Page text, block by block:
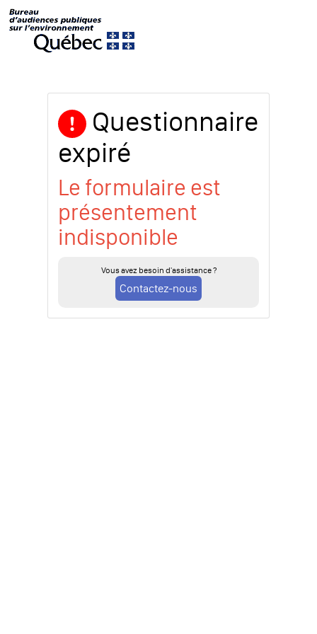
Questionnaire
expiré
Le formulaire est
présentement
indisponible
Vous avez besoin d'assistance ?
Contactez-nous